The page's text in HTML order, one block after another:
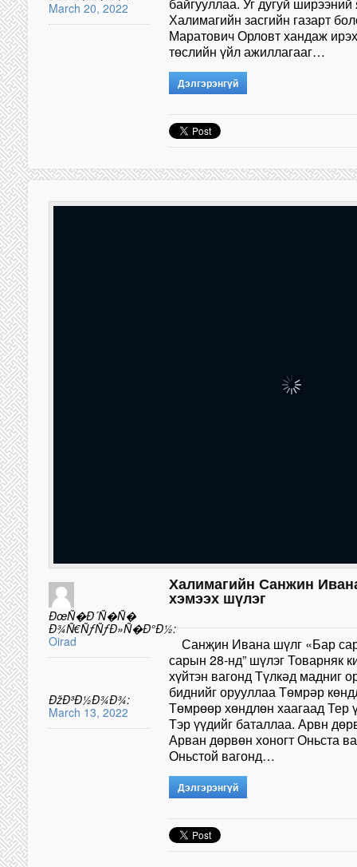
March 20, 2022
Халимагийн засгийн газарт
Маратович Орловт хандаж
төслийн үйл ажиллагааг…
Дэлгэрэнгүй
ÐœÑ�Ð´Ñ�Ñ�
Ð¾Ñ€ÑƒÑƒÐ»Ñ�Ð°Ð½:
Oirad
ÐžÐ³Ð½Ð¾Ð¾:
March 13, 2022
Халимагийн Санжин
хэмээх шүлэг
Санҗин Ивана шүлг
сарын 28-нд” шүлэг
хүйтэн вагонд Түлкәд
биднийг орууллаа
Төмрөөр хөндлөн
Тэр үүдийг баталлаа.
Арван дөрвөн хоногт
Оньстой вагонд…
Дэлгэрэнгүй